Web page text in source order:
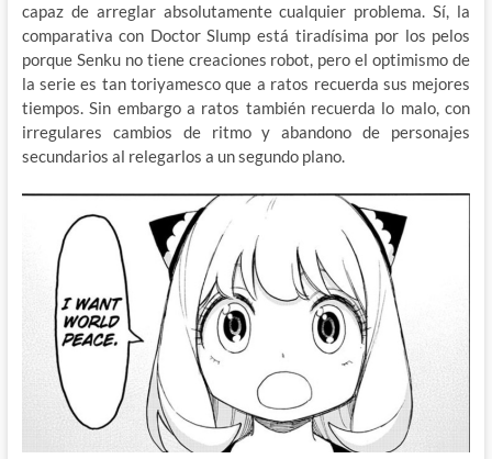
capaz de arreglar absolutamente cualquier problema. Sí, la
comparativa con Doctor Slump está tiradísima por los pelos
porque Senku no tiene creaciones robot, pero el optimismo de
la serie es tan toriyamesco que a ratos recuerda sus mejores
tiempos. Sin embargo a ratos también recuerda lo malo, con
irregulares cambios de ritmo y abandono de personajes
secundarios al relegarlos a un segundo plano.